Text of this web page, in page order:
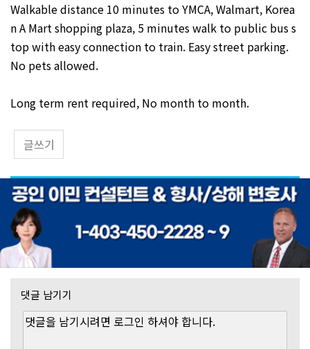
Walkable distance 10 minutes to YMCA, Walmart, Korea
n A Mart shopping plaza, 5 minutes walk to public bus s
top with easy connection to train. Easy street parking.
No pets allowed.
Long term rent required, No month to month.
글쓰기
댓글 남기기